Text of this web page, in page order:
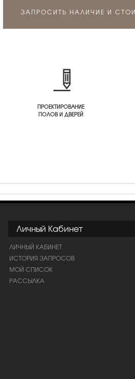
ЗАПРОСИТЬ НАЛИЧИЕ И
ПРОЕКТИРОВАНИЕ
ПОЛОВ И ДВЕРЕЙ
Личный Кабинет
ЛИЧНЫЙ КАБИНЕТ
ИСТОРИЯ ЗАПРОСОВ
МОЙ СПИСОК
РАССЫЛКА